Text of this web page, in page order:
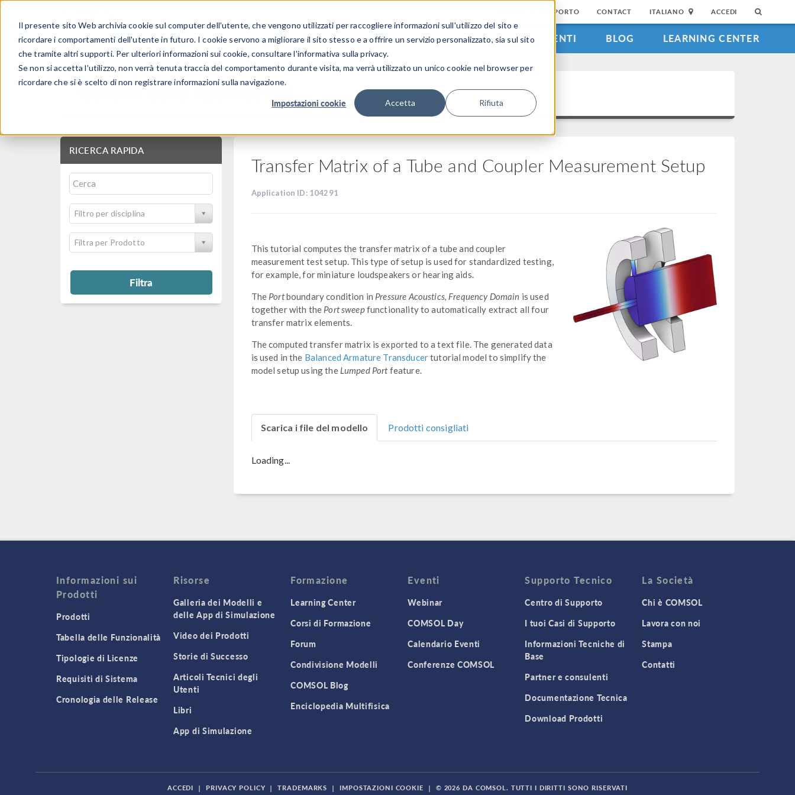
Il presente sito Web archivia cookie sul computer dell'utente, che vengono utilizzati per raccogliere informazioni sull'utilizzo del sito e
ricordare i comportamenti dell'utente in futuro. I cookie servono a migliorare il sito stesso e a offrire un servizio personalizzato, sia sul sito
che tramite altri supporti. Per ulteriori informazioni sui cookie, consultare l'informativa sulla privacy.
Se non si accetta l'utilizzo, non verrà tenuta traccia del comportamento durante visita, ma verrà utilizzato un unico cookie nel browser per
ricordare che si è scelto di non registrare informazioni sulla navigazione.
Impostazioni cookie Accetta Rifiuta
CENTRO DI SUPPORTO CONTACT ITALIANO ACCEDI
PRODOTTI SETTORI INDUSTRIALI GALLERIA DEI VIDEO EVENTI BLOG LEARNING CENTER
Galleria delle Applicazioni
RICERCA RAPIDA
Filtro per disciplina
Filtra per Prodotto
Filtra
Transfer Matrix of a Tube and Coupler Measurement Setup
Application ID: 104291
This tutorial computes the transfer matrix of a tube and coupler
measurement test setup. This type of setup is used for standardized testing,
for example, for miniature loudspeakers or hearing aids.
The Portboundary condition in Pressure Acoustics, Frequency Domain is used
together with the Port sweepfunctionality to automatically extract all four
transfer matrix elements.
The computed transfer matrix is exported to a text file. The generated data
is used in the Balanced Armature Transducertutorial model to simplify the
model setup using the Lumped Portfeature.
Scarica i file del modello Prodotti consigliati
Loading...
Informazioni sui
Prodotti
Prodotti
Tabella delle Funzionalità
Tipologie di Licenze
Requisiti di Sistema
Cronologia delle Release
Risorse
Galleria dei Modelli e
delle App di Simulazione
Video dei Prodotti
Storie di Successo
Articoli Tecnici degli
Utenti
Libri
App di Simulazione
Formazione
Learning Center
Corsi di Formazione
Forum
Condivisione Modelli
COMSOL Blog
Enciclopedia Multifisica
Eventi
Webinar
COMSOL Day
Calendario Eventi
Conferenze COMSOL
Supporto Tecnico
Centro di Supporto
I tuoi Casi di Supporto
Informazioni Tecniche di
Base
Partner e consulenti
Documentazione Tecnica
Download Prodotti
La Società
Chi è COMSOL
Lavora con noi
Stampa
Contatti
ACCEDI | PRIVACY POLICY | TRADEMARKS | IMPOSTAZIONI COOKIE | © 2026 DA COMSOL. TUTTI I DIRITTI SONO RISERVATI